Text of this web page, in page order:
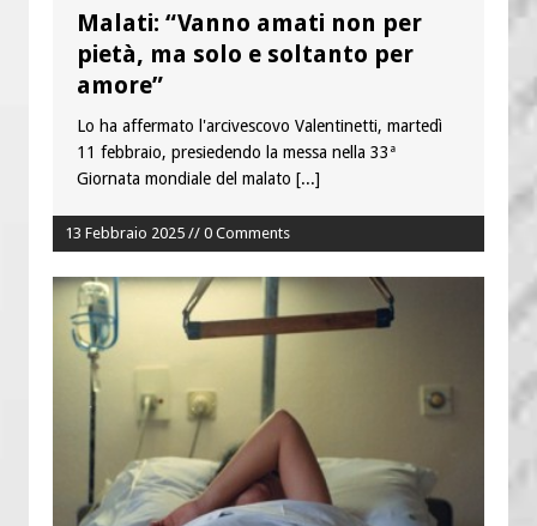
Malati: “Vanno amati non per
pietà, ma solo e soltanto per
amore”
Lo ha affermato l'arcivescovo Valentinetti, martedì
11 febbraio, presiedendo la messa nella 33ª
Giornata mondiale del malato [...]
13 Febbraio 2025 // 0 Comments